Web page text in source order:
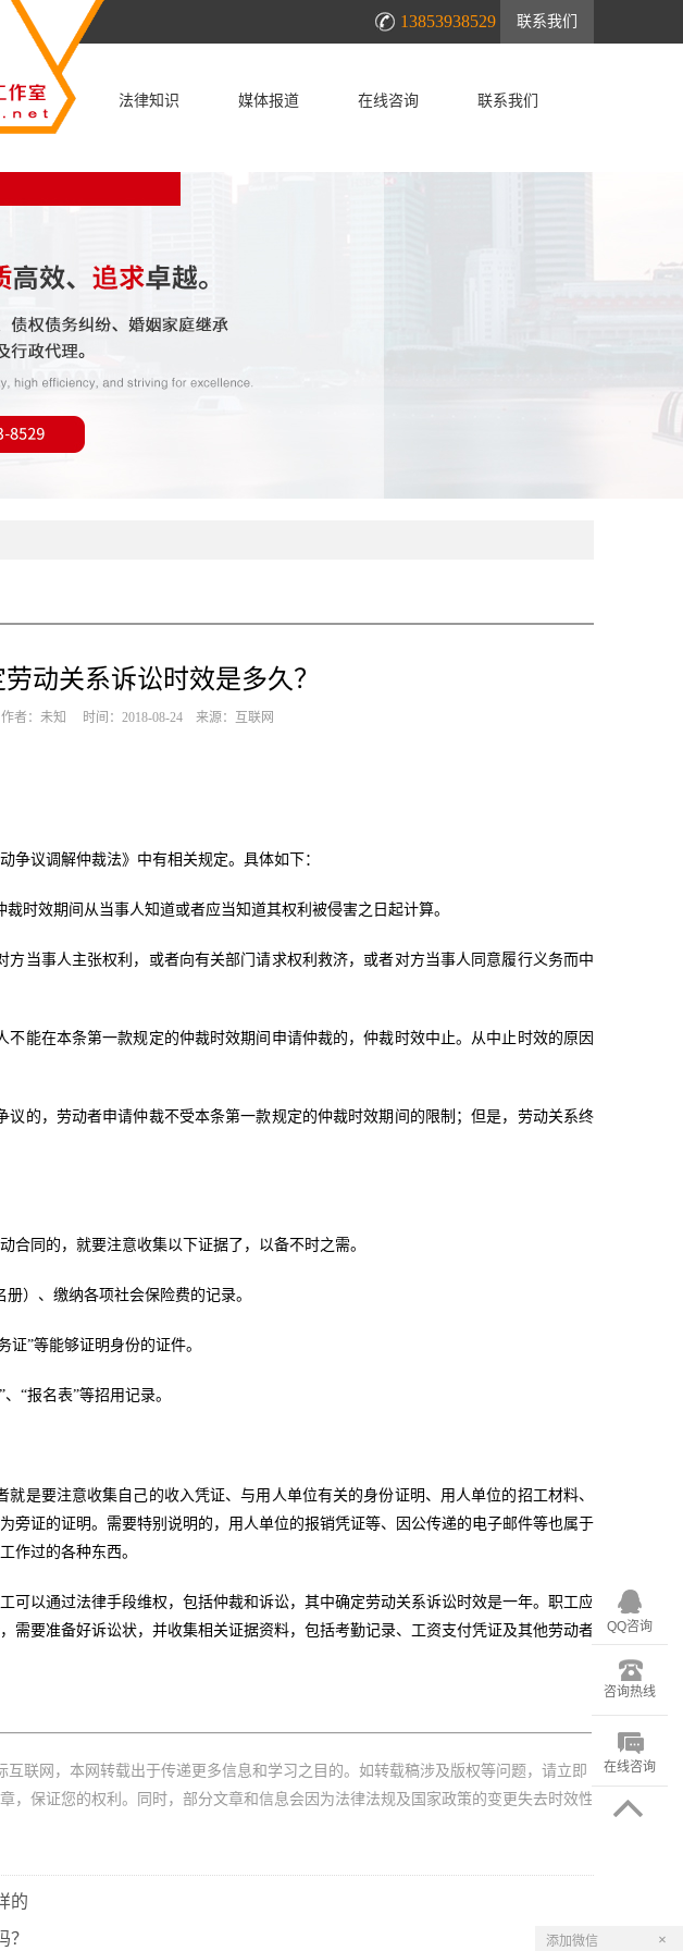
13853938529 联系我们
法律知识 媒体报道 在线咨询 联系我们
动关系诉讼时效是多久？
作者：未知 时间：2018-08-24 来源：互联网
争议调解仲裁法》中有相关规定。具体如下：
时效期间从当事人知道或者应当知道其权利被侵害之日起计算。
方当事人主张权利，或者向有关部门请求权利救济，或者对方当事人同意履行义务而中
不能在本条第一款规定的仲裁时效期间申请仲裁的，仲裁时效中止。从中止时效的原因
议的，劳动者申请仲裁不受本条第一款规定的仲裁时效期间的限制；但是，劳动关系终
合同的，就要注意收集以下证据了，以备不时之需。
）、缴纳各项社会保险费的记录。
证”等能够证明身份的证件。
“报名表”等招用记录。
是要注意收集自己的收入凭证、与用人单位有关的身份证明、用人单位的招工材料、
旁证的证明。需要特别说明的，用人单位的报销凭证等、因公传递的电子邮件等也属于
作过的各种东西。
可以通过法律手段维权，包括仲裁和诉讼，其中确定劳动关系诉讼时效是一年。职工应
需要准备好诉讼状，并收集相关证据资料，包括考勤记录、工资支付凭证及其他劳动者
互联网，本网转载出于传递更多信息和学习之目的。如转载稿涉及版权等问题，请立即
，保证您的权利。同时，部分文章和信息会因为法律法规及国家政策的变更失去时效性
的
QQ咨询
咨询热线
在线咨询
添加微信 ×